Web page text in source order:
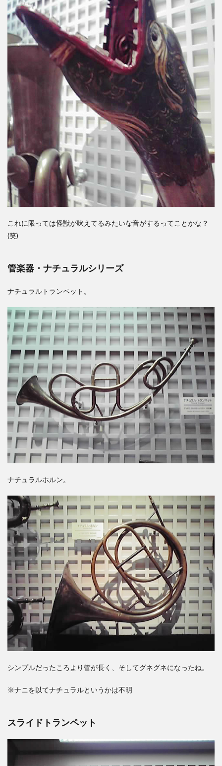
これに限っては怪獣が吠えてるみたいな音がするってことかな？
(笑)
管楽器・ナチュラルシリーズ
ナチュラルトランペット。
ナチュラルホルン。
シンプルだったころより管が長く、そしてグネグネになったね。
※ナニを以てナチュラルというかは不明
スライドトランペット